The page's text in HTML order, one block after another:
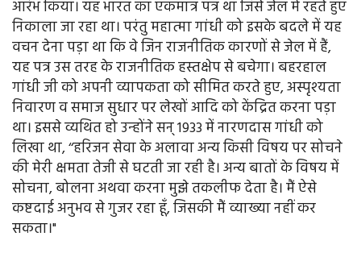
आरंभ किया। यह भारत का एकमात्र पत्र था जिसे जेल में रहते हुए
निकाला जा रहा था। परंतु महात्मा गांधी को इसके बदले में यह
वचन देना पड़ा था कि वे जिन राजनीतिक कारणों से जेल में हैं,
यह पत्र उस तरह के राजनीतिक हस्तक्षेप से बचेगा। बहरहाल
गांधी जी को अपनी व्यापकता को सीमित करते हुए, अस्पृश्यता
निवारण व समाज सुधार पर लेखों आदि को केंद्रित करना पड़ा
था। इससे व्यथित हो उन्होंने सन् 1933 में नारणदास गांधी को
लिखा था, ‘‘हरिजन सेवा के अलावा अन्य किसी विषय पर सोचने
की मेरी क्षमता तेजी से घटती जा रही है। अन्य बातों के विषय में
सोचना, बोलना अथवा करना मुझे तकलीफ देता है। मैं ऐसे
कष्टदाई अनुभव से गुजर रहा हूँ, जिसकी मैं व्याख्या नहीं कर
सकता।"